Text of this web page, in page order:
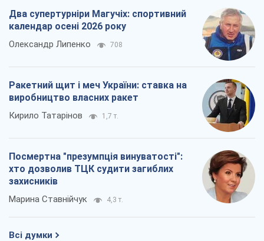
Два супертурніри Магучіх: спортивний
календар осені 2026 року
Олександр Липенко 708
Ракетний щит і меч України: ставка на
виробництво власних ракет
Кирило Татарінов 1,7 т.
Посмертна "презумпція винуватості":
хто дозволив ТЦК судити загиблих
захисників
Марина Ставнійчук 4,3 т.
Всі думки